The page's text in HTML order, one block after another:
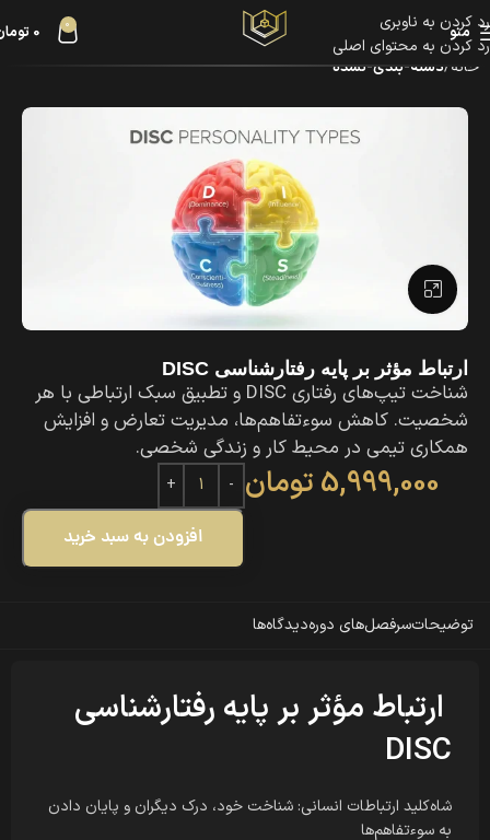
رد کردن به ناوبری
رد کردن به محتوای اصلی
منو 0
0
خانه دسته-بندی-نشده
ارتباط مؤثر بر پایه رفتارشناسی DISC
شناخت تیپ‌های رفتاری DISC و تطبیق سبک ارتباطی با هر
شخصیت. کاهش سوءتفاهم‌ها، مدیریت تعارض و افزایش
همکاری تیمی در محیط کار و زندگی شخصی.
افزودن به سبد خرید
5,999,000 تومان
بزرگنمایی تصویر
توضیحاتسرفصل‌های دورهدیدگاه‌ها
ارتباط مؤثر بر پایه رفتارشناسی
DISC
شاه‌کلید ارتباطات انسانی: شناخت خود، درک دیگران و پایان دادن
به سوءتفاهم‌ها